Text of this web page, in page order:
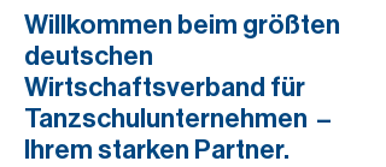
Willkommen beim größten
deutschen
Wirtschaftsverband für
Tanzschulunternehmen –
Ihrem starken Partner.